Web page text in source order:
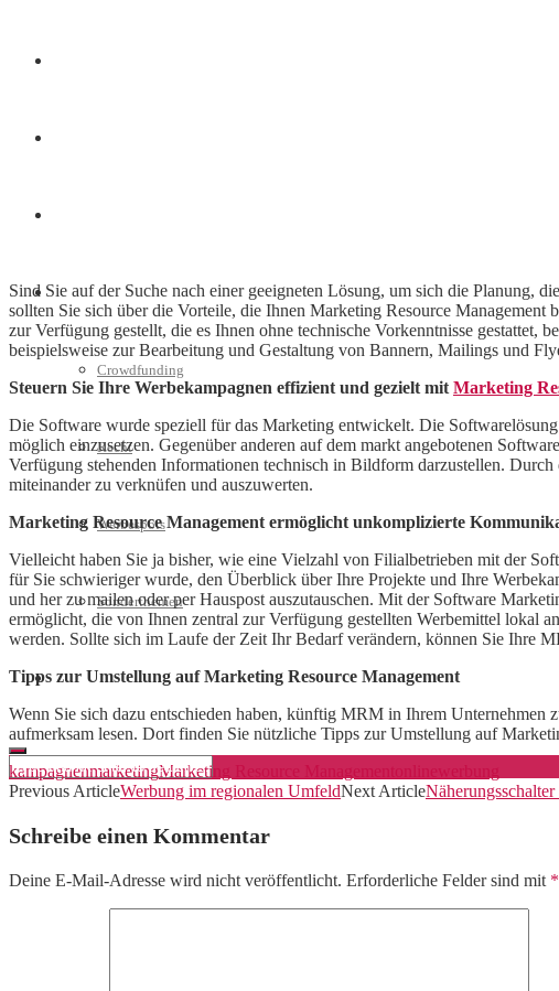
Weitere
Crowdfunding
Recht
Werbespots
Sonderthemen
Geschäftskonto eröffnen
Sind Sie auf der Suche nach einer geeigneten Lösung, um sich die
sollten Sie sich über die Vorteile, die Ihnen Marketing Resource
zur Verfügung gestellt, die es Ihnen ohne technische Vorkenntnisse
beispielsweise zur Bearbeitung und Gestaltung von Bannern, Mailings und
Steuern Sie Ihre Werbekampagnen effizient und gezielt mit Marketing
Die Software wurde speziell für das Marketing entwickelt. Die
möglich einzusetzen. Gegenüber anderen auf dem markt angebotenen
Verfügung stehenden Informationen technisch in Bildform darzustellen.
miteinander zu verknüfen und auszuwerten.
Marketing Resource Management ermöglicht unkomplizierte
Vielleicht haben Sie ja bisher, wie eine Vielzahl von Filialbetrieben mit der
für Sie schwieriger wurde, den Überblick über Ihre Projekte und Ihre
und her zu mailen oder per Hauspost auszutauschen. Mit der Software
ermöglicht, die von Ihnen zentral zur Verfügung gestellten Werbemittel lokal
werden. Sollte sich im Laufe der Zeit Ihr Bedarf verändern, können Sie Ihre
Tipps zur Umstellung auf Marketing Resource Management
Wenn Sie sich dazu entschieden haben, künftig MRM in Ihrem Unternehmen
aufmerksam lesen. Dort finden Sie nützliche Tipps zur Umstellung auf
kampagnenmarketingMarketing Resource Management onlinewerbung
Previous ArticleWerbung im regionalen UmfeldNext Article
Schreibe einen Kommentar
Deine E-Mail-Adresse wird nicht veröffentlicht. Erforderliche Felder sind mit *